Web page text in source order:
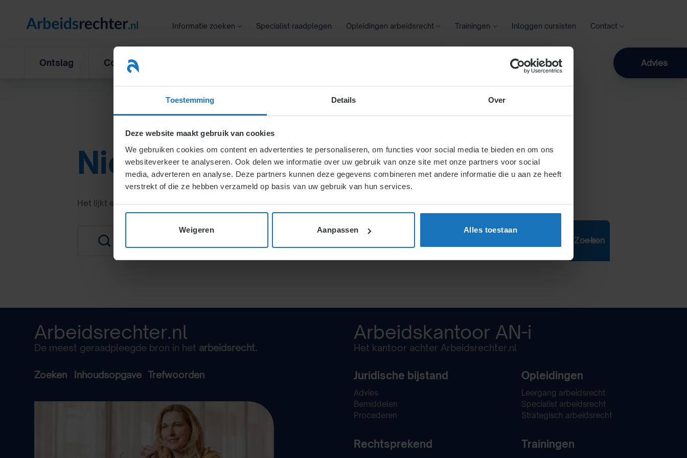
Toestemming Details Over
Deze website maakt gebruik van cookies
We gebruiken cookies om content en advertenties te personaliseren, om functies voor social media te bieden en om ons
websiteverkeer te analyseren. Ook delen we informatie over uw gebruik van onze site met onze partners voor social
media, adverteren en analyse. Deze partners kunnen deze gegevens combineren met andere informatie die u aan ze heeft
verstrekt of die ze hebben verzameld op basis van uw gebruik van hun services.
Weigeren Aanpassen Alles toestaan
Informatie zoeken Specialist raadplegen Opleidingen arbeidsrecht Trainingen Inloggen cursisten Contact
Ontslag Concurrentiebeding Zoeken Advies
TAG ARCHIEVEN:REGELING
Niets gevonden
Het lijkt erop dat we niet kunnen vinden wat je zoekt. Probeer de zoekbalk.
Zoeken
Arbeidsrechter.nl
De meest geraadpleegde bron in het arbeidsrecht.
Zoeken Inhoudsopgave Trefwoorden
Arbeidskantoor AN-i
Het kantoor achter Arbeidsrechter.nl
Juridische bijstand
Advies
Bemiddelen
Procederen
Rechtsprekend
Opleidingen
Leergang arbeidsrecht
Specialist arbeidsrecht
Strategisch arbeidsrecht
Trainingen